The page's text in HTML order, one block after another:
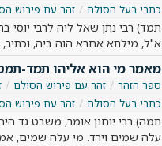
כתבי בעל הסולם
זהר עם פירוש
תמד) רבי נתן שאל ליה לרבי יוסי
א"ל, מילתא אחרא הוה ביה,
מאמר מי הוא אליהו תמד-
ספר הזהר זהר עם פירוש הסולם
כתבי בעל הסולם
זהר עם פירוש
תמה) רבי יוחנן אומר, משבט גד
עלה שמים וירד. מי עלה שמים,